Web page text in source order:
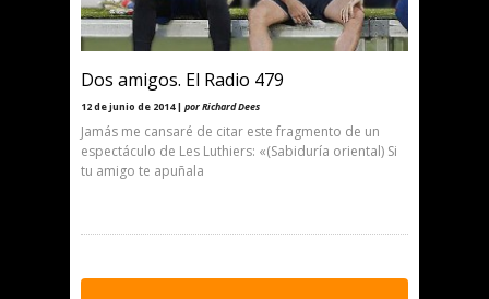
Dos amigos. El Radio 479
12 de junio de 2014 | por Richard Dees
Jamás me cansaré de citar este fragmento de un
espectáculo de Les Luthiers: «(Sabiduría oriental) Si
tu amigo te apuñala